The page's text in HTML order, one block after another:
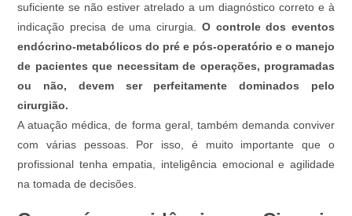
suficiente se não estiver atrelado a um diagnóstico correto e à
indicação precisa de uma cirurgia. O controle dos eventos
endócrino-metabólicos do pré e pós-operatório e o manejo
de pacientes que necessitam de operações, programadas
ou não, devem ser perfeitamente dominados pelo
cirurgião.
A atuação médica, de forma geral, também demanda conviver
com várias pessoas. Por isso, é muito importante que o
profissional tenha empatia, inteligência emocional e agilidade
na tomada de decisões.